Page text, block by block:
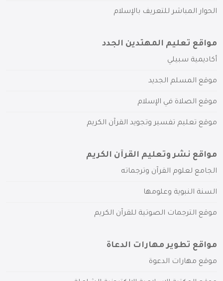
الحوار المباشر للتعريف بالإسلام
مواقع تعليم المهتدين الجدد
أكاديمية سبيلي
موقع المسلم الجديد
موقع الصلاة في الإسلام
موقع تعليم تفسير وتجويد القرآن الكريم
مواقع نشر وتعليم القرآن الكريم
الجامع لعلوم القرآن وترجماته
السنة النبوية وعلومها
موقع الترجمات الصوتية للقرآن الكريم
مواقع تطوير مهارات الدعاة
موقع مهارات الدعوة